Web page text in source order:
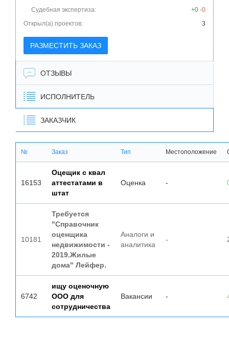
Судебная экспертиза:
+0 -0
Открыл(а) проектов:
3
РАЗМЕСТИТЬ ЗАКАЗ
ОТЗЫВЫ
ИСПОЛНИТЕЛЬ
ЗАКАЗЧИК
№ Заказ Тип Местоположение
16153
Оцещик с квал
аттестатами в
штат
Оценка -
10181
Требуется
"Справочник
оценщика
недвижимости -
2019.Жилые
дома" Лейфер.
Аналоги и
аналитика
-
6742
ищу оценочную
ООО для
сотрудничества
Вакансии -